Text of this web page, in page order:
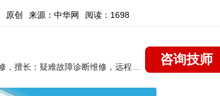
原创 来源：中华网 阅读：1698
咨询技师